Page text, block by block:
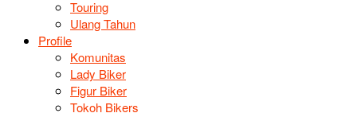
Touring
Ulang Tahun
Profile
Komunitas
Lady Biker
Figur Biker
Tokoh Bikers